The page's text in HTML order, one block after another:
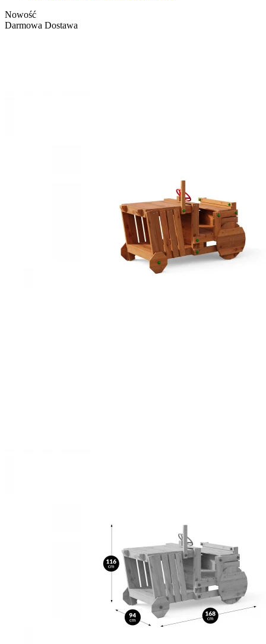
Nowość
Darmowa Dostawa